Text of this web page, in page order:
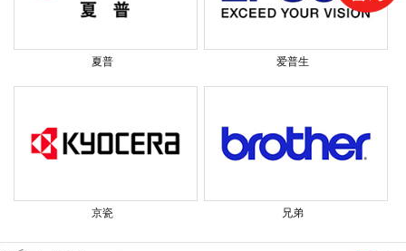
夏普 爱普生
京瓷 兄弟